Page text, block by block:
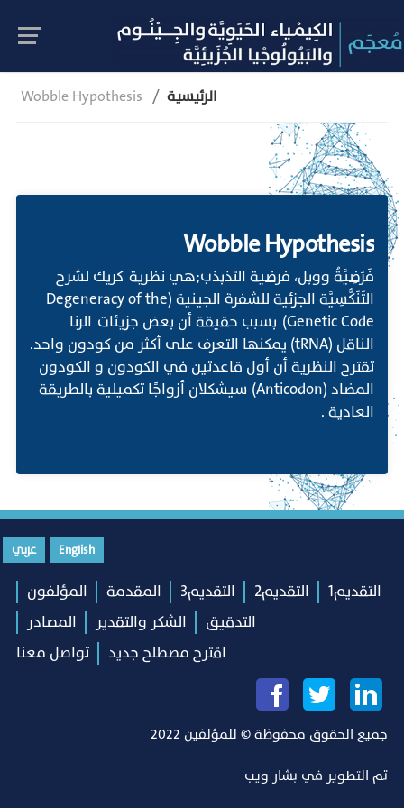
Wobble Hypothesis الرئيسية
Wobble Hypothesis
فَرَضِيَّةُ ووبل، فرضية التذبذب;هي نظرية كريك لشرح
التَنَكُّسِيَّة الجزئية للشفرة الجينية (Degeneracy of the
Genetic Code) بسبب حقيقة أن بعض جزيئات الرنا
الناقل (tRNA) يمكنها التعرف على أكثر من كودون واحد.
تقترح النظرية أن أول قاعدتين في الكودون و الكودون
المضاد (Anticodon) سيشكلان أزواجًا تكميلية بالطريقة
العادية .
English عربي
التقديم1 التقديم2 التقديم3 المقدمة
المؤلفون
التدقيق
الشكر والتقدير
المصادر
اقترح مصطلح جديد
تواصل معنا
جميع الحقوق محفوظة © للمؤلفين 2022
تم التطوير في بشار ويب